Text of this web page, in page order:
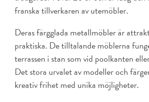
franska ­tillverkaren av ­utemöbler.
Deras färgglada metall­möbler är
praktiska. De tilltalande möblerna
terrassen i stan som vid poolkanten
Det stora urvalet av modeller och
kreativ frihet med unika möjligheter.